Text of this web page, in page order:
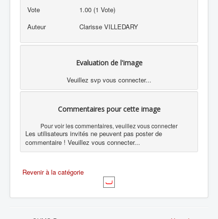
Vote
1.00 (1 Vote)
Auteur
Clarisse VILLEDARY
Evaluation de l'image
Veuillez svp vous connecter...
Commentaires pour cette image
Pour voir les commentaires, veuillez vous connecter
Les utilisateurs invités ne peuvent pas poster de
commentaire ! Veuillez vous connecter...
Revenir à la catégorie